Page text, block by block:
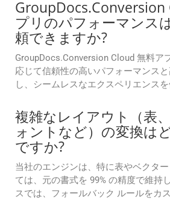
GroupDocs.Conversion
プリのパフォーマンス
頼できますか?
GroupDocs.Conversion Cloud 無料ア
応じて信頼性の高いパフォーマンス
し、シームレスなエクスペリエンスを
複雑なレイアウト（表
ォントなど）の変換は
ですか?
当社のエンジンは、特に表やベクタ
ては、元の書式を 99% の精度で維持
スでは、フォールバック ルールをカ